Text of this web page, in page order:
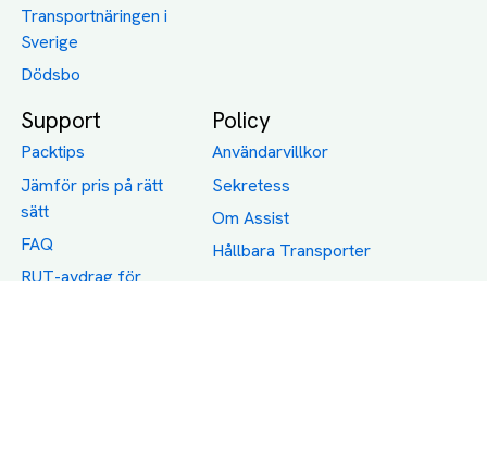
Transportnäringen i
Sverige
Dödsbo
Support
Packtips
Jämför pris på rätt
sätt
FAQ
RUT-avdrag för
Policy
Användarvillkor
Sekretess
Om Assist
Hållbara Transporter